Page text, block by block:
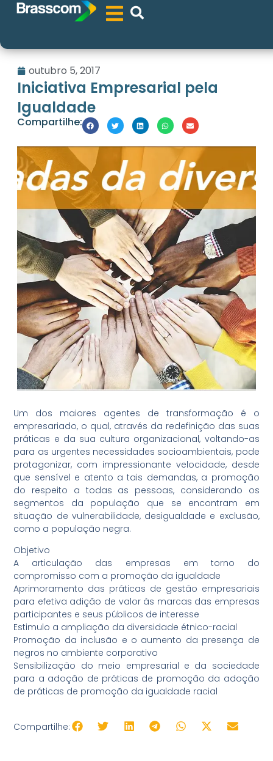
outubro 5, 2017
Iniciativa Empresarial pela
Igualdade
Compartilhe:
Um dos maiores agentes de transformação é o
empresariado, o qual, através da redefinição das suas
práticas e da sua cultura organizacional, voltando-as
para as urgentes necessidades socioambientais, pode
protagonizar, com impressionante velocidade, desde
que sensível e atento a tais demandas, a promoção
do respeito a todas as pessoas, considerando os
segmentos da população que se encontram em
situação de vulnerabilidade, desigualdade e exclusão,
como a população negra.
Objetivo
A articulação das empresas em torno do
compromisso com a promoção da igualdade
Aprimoramento das práticas de gestão empresariais
para efetiva adição de valor às marcas das empresas
participantes e seus públicos de interesse
Estimulo a ampliação da diversidade étnico-racial
Promoção da inclusão e o aumento da presença de
negros no ambiente corporativo
Sensibilização do meio empresarial e da sociedade
para a adoção de práticas de promoção da adoção
de práticas de promoção da igualdade racial
Compartilhe: